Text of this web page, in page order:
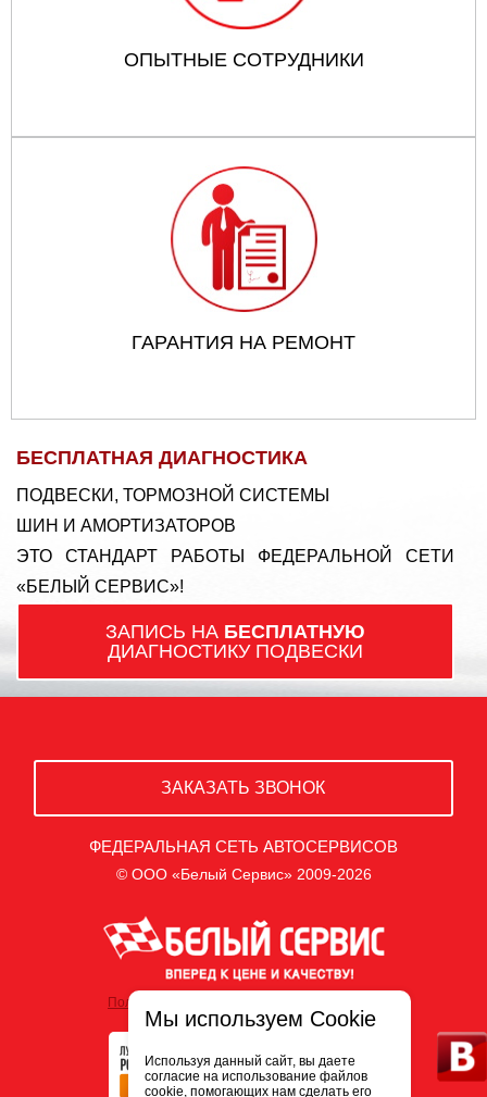
ОПЫТНЫЕ СОТРУДНИКИ
ГАРАНТИЯ НА РЕМОНТ
БЕСПЛАТНАЯ ДИАГНОСТИКА
ПОДВЕСКИ, ТОРМОЗНОЙ СИСТЕМЫ
ШИН И АМОРТИЗАТОРОВ
ЭТО СТАНДАРТ РАБОТЫ ФЕДЕРАЛЬНОЙ СЕТИ
«БЕЛЫЙ СЕРВИС»!
ЗАПИСЬ НА БЕСПЛАТНУЮ
ДИАГНОСТИКУ ПОДВЕСКИ
ЗАКАЗАТЬ ЗВОНОК
ФЕДЕРАЛЬНАЯ СЕТЬ АВТОСЕРВИСОВ
© ООО «Белый Сервис» 2009-2026
Политика обработки персональных данных
Мы используем Cookie
Используя данный сайт, вы даете
согласие на использование файлов
cookie, помогающих нам сделать его